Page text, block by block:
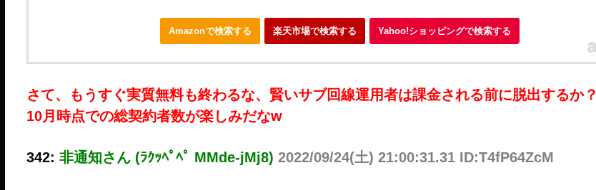
Amazonで検索する 楽天市場で検索する Yahoo!ショッピングで検索する
さて、もうすぐ実質無料も終わるな、賢いサブ回線運用者は課金される前に脱出するか？
10月時点での総契約者数が楽しみだなw
342: 非通知さん (ﾗｸｯﾍﾟﾍﾟ MMde-jMj8) 2022/09/24(土) 21:00:31.31 ID:T4fP64ZcM